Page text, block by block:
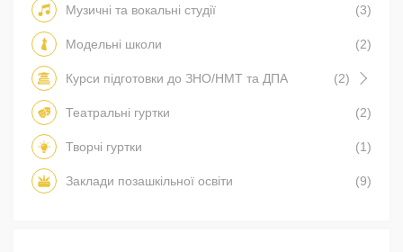
Музичні та вокальні студії (3)
Модельні школи (2)
Курси підготовки до ЗНО/НМТ та ДПА (2)
Театральні гуртки (2)
Творчі гуртки (1)
Заклади позашкільної освіти (9)